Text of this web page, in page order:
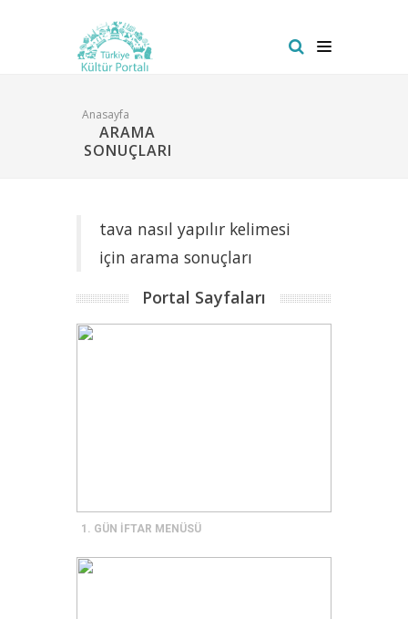
Anasayfa
ARAMA
SONUÇLARI
tava nasıl yapılır kelimesi
için arama sonuçları
Portal Sayfaları
1. GÜN İFTAR MENÜSÜ